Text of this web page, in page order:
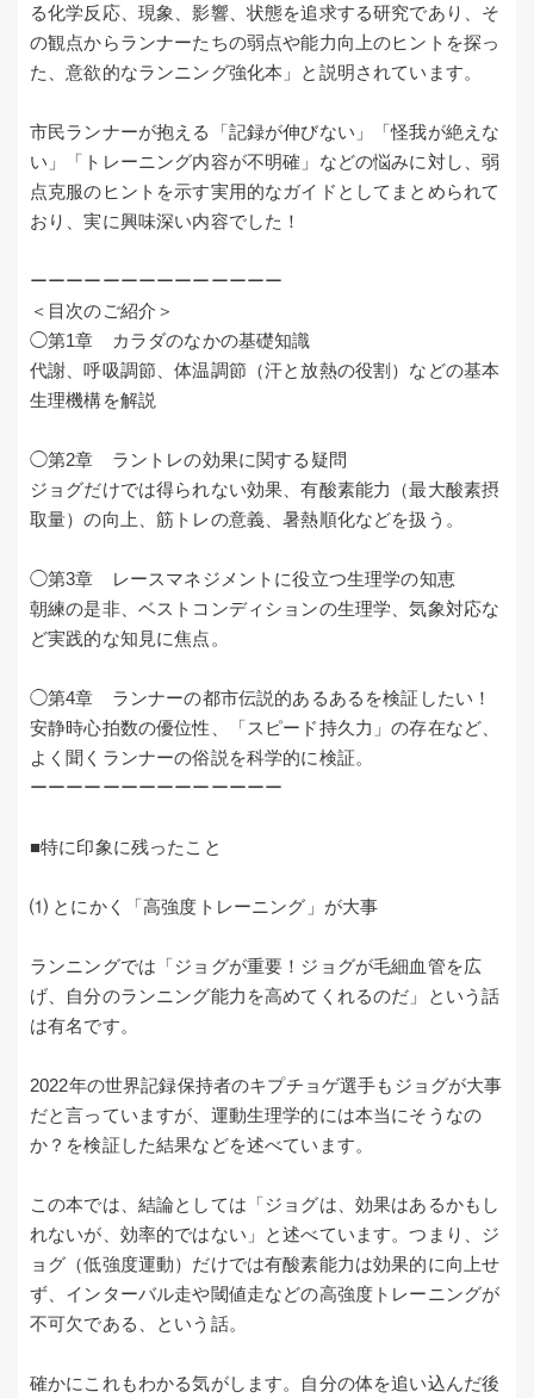
る化学反応、現象、影響、状態を追求する研究であり、そ
の観点からランナーたちの弱点や能力向上のヒントを探っ
た、意欲的なランニング強化本」と説明されています。
市民ランナーが抱える「記録が伸びない」「怪我が絶えな
い」「トレーニング内容が不明確」などの悩みに対し、弱
点克服のヒントを示す実用的なガイドとしてまとめられて
おり、実に興味深い内容でした！
ーーーーーーーーーーーーーー
＜目次のご紹介＞
◯第1章 カラダのなかの基礎知識
代謝、呼吸調節、体温調節（汗と放熱の役割）などの基本
生理機構を解説
◯第2章 ラントレの効果に関する疑問
ジョグだけでは得られない効果、有酸素能力（最大酸素摂
取量）の向上、筋トレの意義、暑熱順化などを扱う。
◯第3章 レースマネジメントに役立つ生理学の知恵
朝練の是非、ベストコンディションの生理学、気象対応な
ど実践的な知見に焦点。
◯第4章 ランナーの都市伝説的あるあるを検証したい！
安静時心拍数の優位性、「スピード持久力」の存在など、
よく聞くランナーの俗説を科学的に検証。
ーーーーーーーーーーーーーー
■特に印象に残ったこと
⑴ とにかく「高強度トレーニング」が大事
ランニングでは「ジョグが重要！ジョグが毛細血管を広
げ、自分のランニング能力を高めてくれるのだ」という話
は有名です。
2022年の世界記録保持者のキプチョゲ選手もジョグが大事
だと言っていますが、運動生理学的には本当にそうなの
か？を検証した結果などを述べています。
この本では、結論としては「ジョグは、効果はあるかもし
れないが、効率的ではない」と述べています。つまり、ジ
ョグ（低強度運動）だけでは有酸素能力は効果的に向上せ
ず、インターバル走や閾値走などの高強度トレーニングが
不可欠である、という話。
確かにこれもわかる気がします。自分の体を追い込んだ後